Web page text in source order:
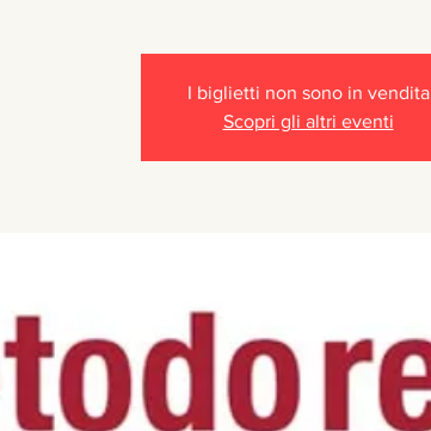
I biglietti non sono in vendita
Scopri gli altri eventi